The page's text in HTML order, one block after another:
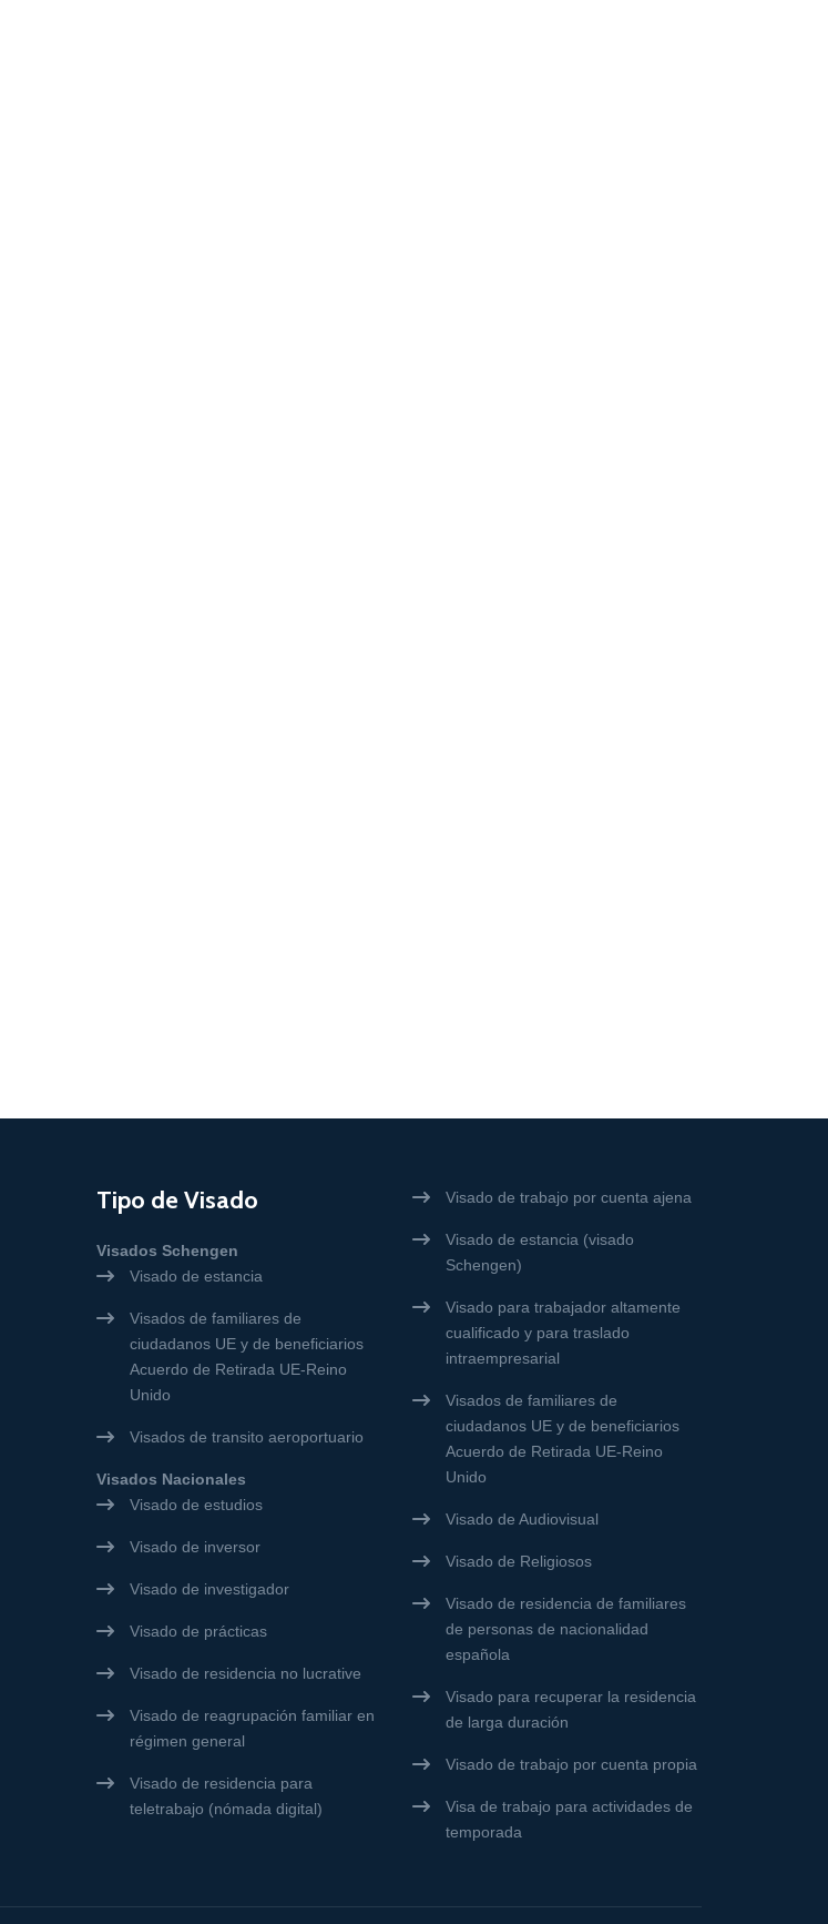
Tipo de Visado
Visados Schengen
Visado de estancia
Visados de familiares de
ciudadanos UE y de beneficiarios
Acuerdo de Retirada UE-Reino
Unido
Visados de transito aeroportuario
Visados Nacionales
Visado de estudios
Visado de inversor
Visado de investigador
Visado de prácticas
Visado de residencia no lucrative
Visado de reagrupación familiar en
régimen general
Visado de residencia para
teletrabajo (nómada digital)
Visado de trabajo por cuenta ajena
Visado de estancia (visado
Schengen)
Visado para trabajador altamente
cualificado y para traslado
intraempresarial
Visados de familiares de
ciudadanos UE y de beneficiarios
Acuerdo de Retirada UE-Reino
Unido
Visado de Audiovisual
Visado de Religiosos
Visado de residencia de familiares
de personas de nacionalidad
española
Visado para recuperar la residencia
de larga duración
Visado de trabajo por cuenta propia
Visa de trabajo para actividades de
temporada